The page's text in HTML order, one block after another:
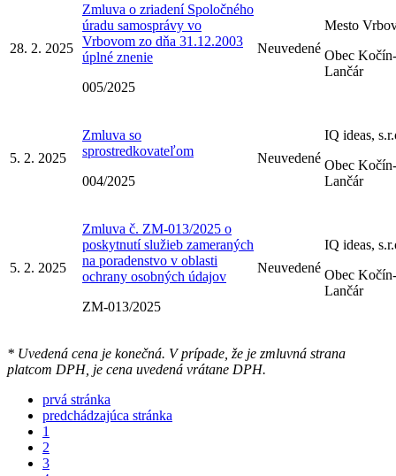
28. 2. 2025
Zmluva o zriadení Spoločného
úradu samosprávy vo
Vrbovom zo dňa 31.12.2003
úplné znenie
005/2025
Neuvedené
Mesto
Obec Kočín-
Lančár
5. 2. 2025
Zmluva so
sprostredkovateľom
004/2025
Neuvedené
IQ ideas,
Obec Kočín-
Lančár
5. 2. 2025
Zmluva č. ZM-013/2025 o
poskytnutí služieb zameraných
na poradenstvo v oblasti
ochrany osobných údajov
ZM-013/2025
Neuvedené
IQ ideas,
Obec Kočín-
Lančár
* Uvedená cena je konečná. V prípade, že je zmluvná strana
platcom DPH, je cena uvedená vrátane DPH.
prvá stránka
predchádzajúca stránka
1
2
3